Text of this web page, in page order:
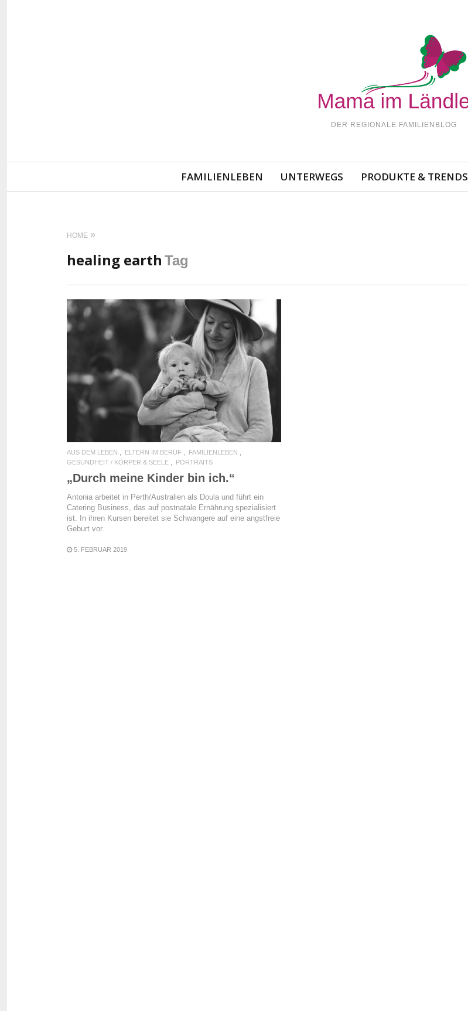
DER REGIONALE FAMILIENBLOG
Navigation
FAMILIENLEBEN UNTERWEGS PRODUKTE & TRENDS
HOME
healing earth Tag
READ MORE
AUS DEM LEBEN ELTERN IM BERUF
FAMILIENLEBEN
GESUNDHEIT / KÖRPER & SEELE
PORTRAITS
„Durch meine Kinder bin ich.“
Antonia arbeitet in Perth/Australien als Doula und führt ein
Catering Business, das auf postnatale Ernährung spezialisiert
ist. In ihren Kursen bereitet sie Schwangere auf eine angstfreie
Geburt vor.
5. FEBRUAR 2019